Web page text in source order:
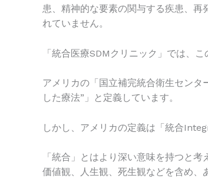
患、精神的な要素の関与する疾患、
れていません。
「統合医療SDMクリニック」では、
アメリカの「国立補完統合衛生セン
した療法”」と定義しています。
しかし、アメリカの定義は「統合
「統合」とはより深い意味を持つと
価値観、人生観、死生観などを含め、